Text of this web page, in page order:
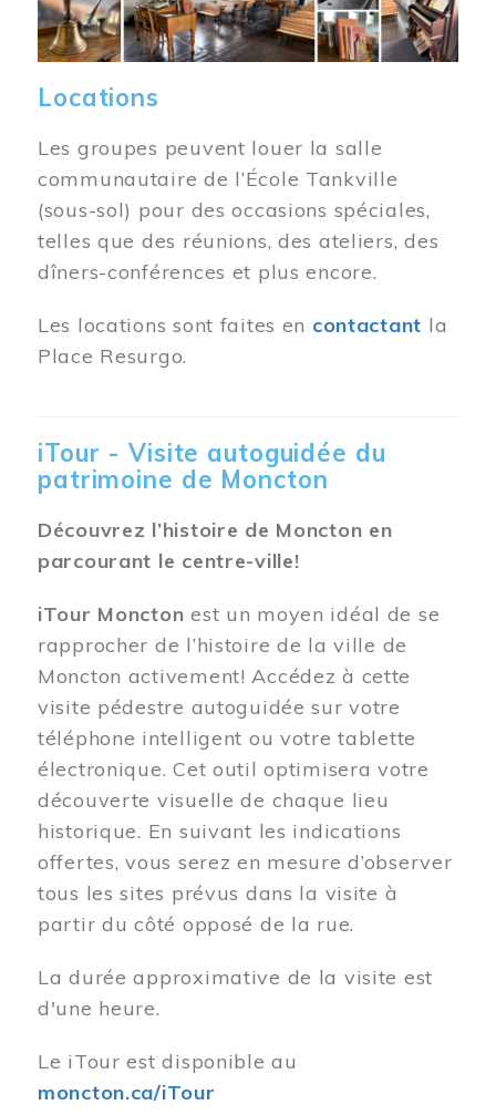
Locations
Les groupes peuvent louer la salle
communautaire de l’École Tankville
(sous-sol) pour des occasions spéciales,
telles que des réunions, des ateliers, des
dîners-conférences et plus encore.
Les locations sont faites en contactant la
Place Resurgo.
iTour - Visite autoguidée du
patrimoine de Moncton
Découvrez l’histoire de Moncton en
parcourant le centre-ville!
iTour Moncton est un moyen idéal de se
rapprocher de l’histoire de la ville de
Moncton activement! Accédez à cette
visite pédestre autoguidée sur votre
téléphone intelligent ou votre tablette
électronique. Cet outil optimisera votre
découverte visuelle de chaque lieu
historique. En suivant les indications
offertes, vous serez en mesure d’observer
tous les sites prévus dans la visite à
partir du côté opposé de la rue.
La durée approximative de la visite est
d'une heure.
Le iTour est disponible au
moncton.ca/iTour